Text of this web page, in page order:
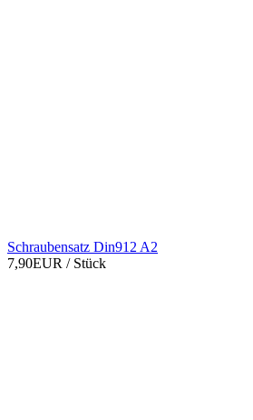
Schraubensatz Din912 A2
7,90EUR / Stück